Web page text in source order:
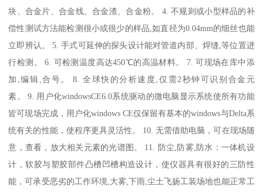
块、合金片、合金线、合金渣、合金粉。 4. 不规则或小型样品的补
偿性测试方法能检测很小或很少的样品,如直径为0.04mm的细丝也能
立即辨认。 5. 手式可延伸的探头设计能对管道内部、焊缝,等位置进
行检测。 6. 可检测温度高达450℃的高温材料。 7. 可现场在库中添
加,编辑,合号。 8. 全球快的分析速度,仅需2秒钟可识别合金元
素。 9. 用户化windowsCE6.0系统驱动的微电脑显示系统使所有功能
皆可现场完成，用户化windows CE仅保留有基本的windows与Delta系
统有关的性能，使程序更具灵活性。 10. 无需借助电脑，可在现场随
意，查看，放大相关元素的光谱图。 11. 防尘,防雾,防水：一体机设
计，软胶与塑胶部件凸槽凹槽构造设计，使仪器具有很好的三防性
能，可承受恶劣的工作环境,大雾,下雨,尘土飞扬工装场地也能正常工